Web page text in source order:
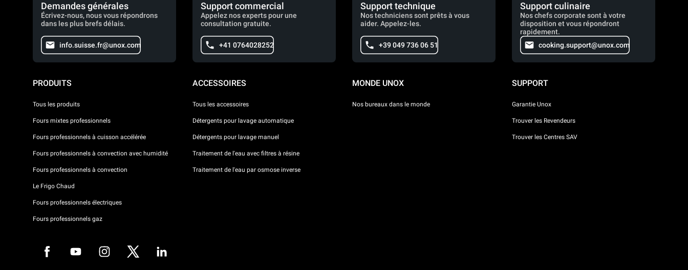
Demandes générales
Écrivez-nous, nous vous répondrons
dans les plus brefs délais.
info.suisse.fr@unox.com
Support commercial
Appelez nos experts pour une
consultation gratuite.
+41 0764028252
Support technique
Nos techniciens sont prêts à vous
aider. Appelez-les.
+39 049 736 06 51
Support culinaire
Nos chefs corporate sont à votre
disposition et vous répondront
rapidement.
cooking.support@unox.com
PRODUITS
Tous les produits
Fours mixtes professionnels
Fours professionnels à cuisson accélérée
Fours professionnels à convection avec humidité
Fours professionnels à convection
Le Frigo Chaud
Fours professionnels électriques
Fours professionnels gaz
ACCESSOIRES
Tous les accessoires
Détergents pour lavage automatique
Détergents pour lavage manuel
Traitement de l'eau avec filtres à résine
Traitement de l'eau par osmose inverse
MONDE UNOX
Nos bureaux dans le monde
SUPPORT
Garantie Unox
Trouver les Revendeurs
Trouver les Centres SAV